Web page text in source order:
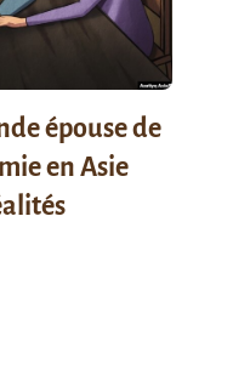
épouse de
en Asie